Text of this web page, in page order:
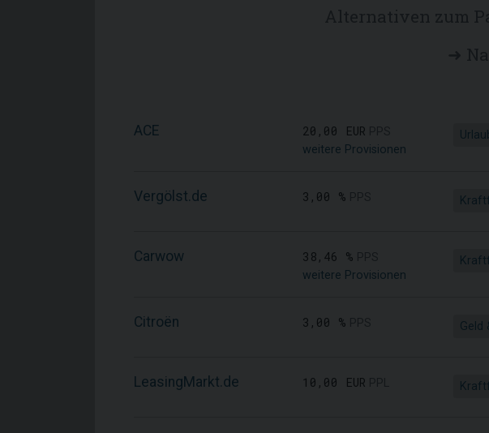
ACE 20,00 EUR
weitere Provisionen
Vergölst.de 3,00 %
Carwow 38,46 %
weitere Provisionen
Citroën 3,00 % Geld
LeasingMarkt.de 10,00 EUR